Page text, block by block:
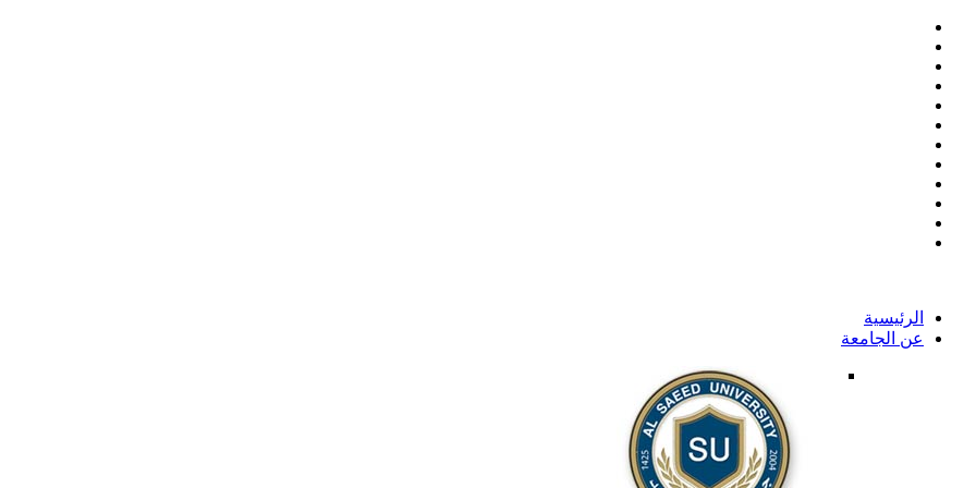
الرئيسية
عن الجامعة